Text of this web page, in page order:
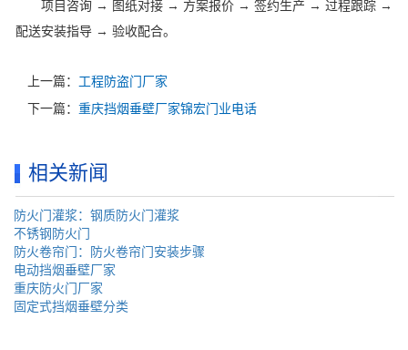
项目咨询 → 图纸对接 → 方案报价 → 签约生产 → 过程跟踪 →
配送安装指导 → 验收配合。
上一篇： 工程防盗门厂家
下一篇： 重庆挡烟垂壁厂家锦宏门业电话
相关新闻
防火门灌浆：钢质防火门灌浆
不锈钢防火门
防火卷帘门：防火卷帘门安装步骤
电动挡烟垂壁厂家
重庆防火门厂家
固定式挡烟垂壁分类